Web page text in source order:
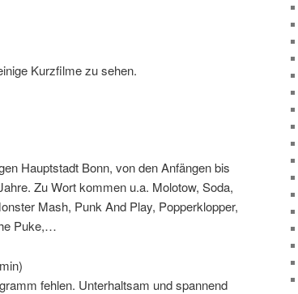
Kurzfilme zu sehen.
Hauptstadt Bonn, von den Anfängen bis
Zu Wort kommen u.a. Molotow, Soda,
Mash, Punk And Play, Popperklopper,
Puke,…
fehlen. Unterhaltsam und spannend